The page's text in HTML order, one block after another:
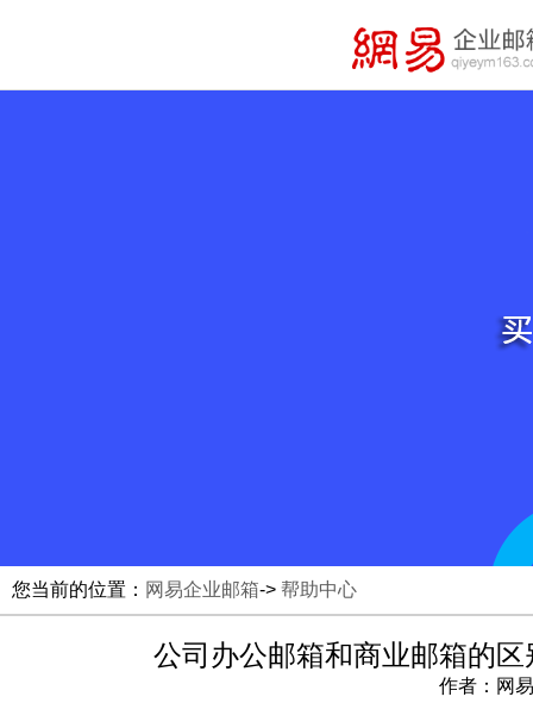
您当前的位置： 网易企业邮箱-> 帮助中心
公司办公邮箱和商业邮箱的
作者：网